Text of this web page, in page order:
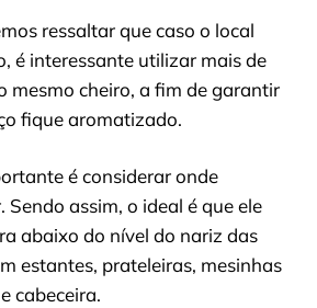
ressaltar que caso o local
é interessante utilizar mais de
mesmo cheiro, a fim de garantir
fique aromatizado.
é considerar onde
Sendo assim, o ideal é que ele
abaixo do nível do nariz das
estantes, prateleiras, mesinhas
cabeceira.